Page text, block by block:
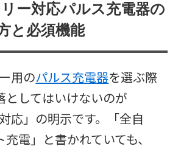
ー対応パルス充電器の
と必須機能
用のパルス充電器を選ぶ際
としてはいけないのが
応」の明示です。「全自
電」と書かれていても、